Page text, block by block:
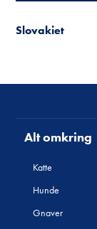
Slovakiet
Alt omkring
Katte
Hunde
Gnaver